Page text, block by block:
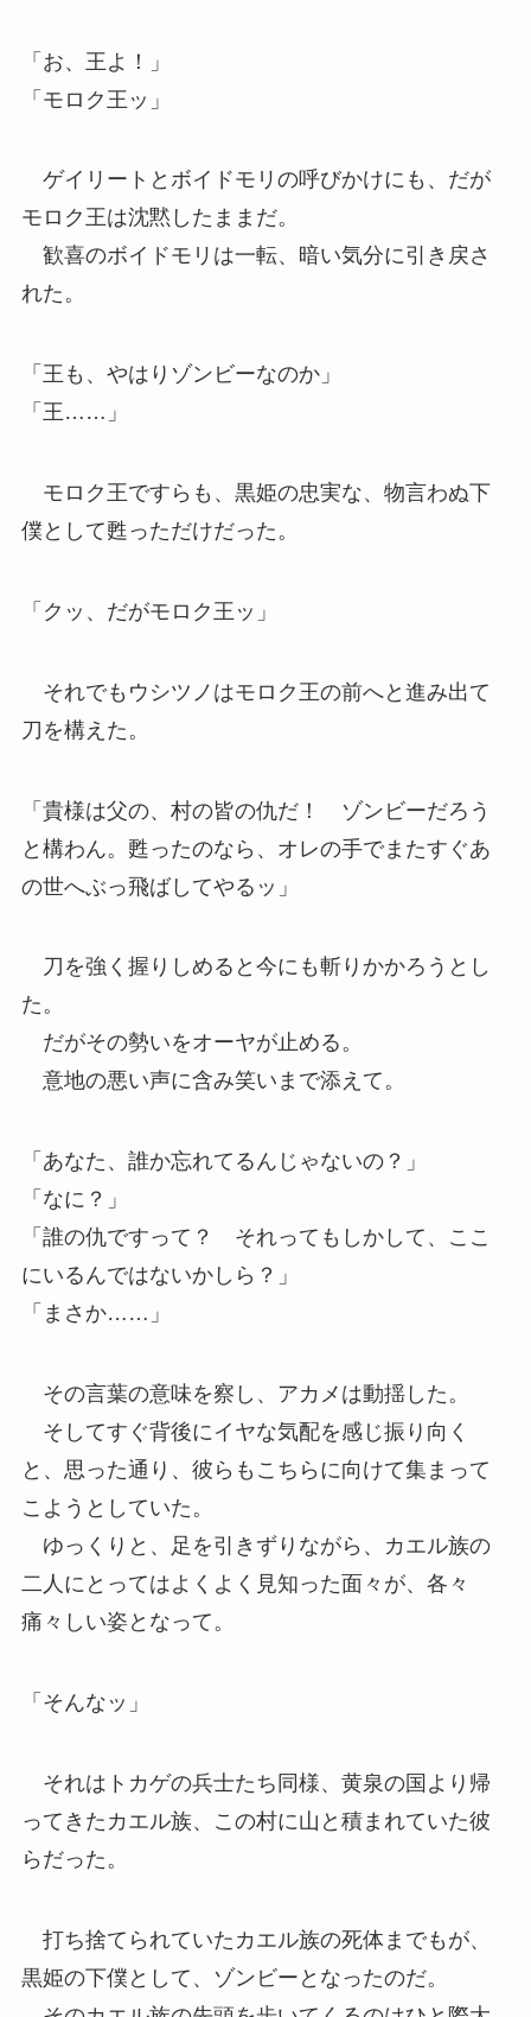
「お、王よ！」
「モロク王ッ」
ゲイリートとボイドモリの呼びかけにも、だが
モロク王は沈黙したままだ。
歓喜のボイドモリは一転、暗い気分に引き戻さ
れた。
「王も、やはりゾンビーなのか」
「王……」
モロク王ですらも、黒姫の忠実な、物言わぬ下
僕として甦っただけだった。
「クッ、だがモロク王ッ」
それでもウシツノはモロク王の前へと進み出て
刀を構えた。
「貴様は父の、村の皆の仇だ！ ゾンビーだろう
と構わん。甦ったのなら、オレの手でまたすぐあ
の世へぶっ飛ばしてやるッ」
刀を強く握りしめると今にも斬りかかろうとし
た。
だがその勢いをオーヤが止める。
意地の悪い声に含み笑いまで添えて。
「あなた、誰か忘れてるんじゃないの？」
「なに？」
「誰の仇ですって？ それってもしかして、ここ
にいるんではないかしら？」
「まさか……」
その言葉の意味を察し、アカメは動揺した。
そしてすぐ背後にイヤな気配を感じ振り向く
と、思った通り、彼らもこちらに向けて集まって
こようとしていた。
ゆっくりと、足を引きずりながら、カエル族の
二人にとってはよくよく見知った面々が、各々
痛々しい姿となって。
「そんなッ」
それはトカゲの兵士たち同様、黄泉の国より帰
ってきたカエル族、この村に山と積まれていた彼
らだった。
打ち捨てられていたカエル族の死体までもが、
黒姫の下僕として、ゾンビーとなったのだ。